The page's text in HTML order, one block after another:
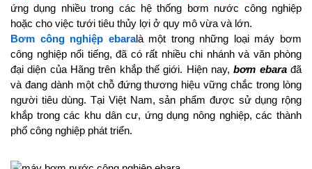
ứng dụng nhiều trong các hệ thống bơm nước công nghiệp
hoặc cho việc tưới tiêu thủy lợi ở quy mô vừa và lớn.
Bơm công nghiệp ebaralà một trong những loại máy bơm
công nghiệp nổi tiếng, đã có rất nhiều chi nhánh và văn phòng
đại diện của Hãng trên khắp thế giới. Hiện nay,bơm ebarađã
và đang dành một chỗ đứng thương hiệu vững chắc trong lòng
người tiêu dùng. Tại Việt Nam, sản phẩm được sử dụng rộng
khắp trong các khu dân cư, ứng dụng nông nghiệp, các thành
phố công nghiệp phát triển.